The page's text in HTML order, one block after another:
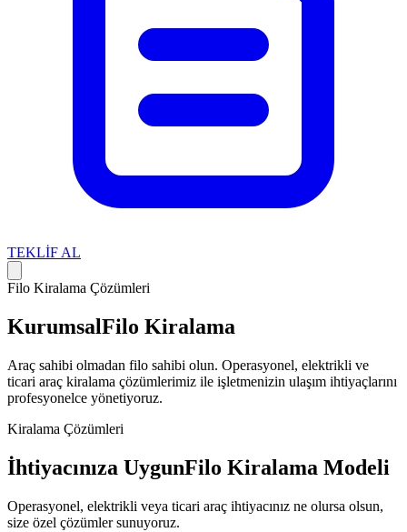
TEKLİF AL
Filo Kiralama Çözümleri
KurumsalFilo Kiralama
Araç sahibi olmadan filo sahibi olun. Operasyonel, elektrikli ve
ticari araç kiralama çözümlerimiz ile işletmenizin ulaşım ihtiyaçlarını
profesyonelce yönetiyoruz.
Kiralama Çözümleri
İhtiyacınıza UygunFilo Kiralama Modeli
Operasyonel, elektrikli veya ticari araç ihtiyacınız ne olursa olsun,
size özel çözümler sunuyoruz.